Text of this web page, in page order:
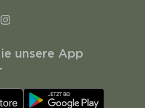
unsere App